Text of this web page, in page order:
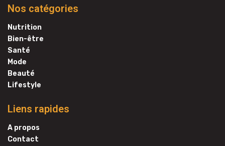
Nos catégories
Nutrition
Bien-être
Santé
Mode
Beauté
Lifestyle
Liens rapides
A propos
Contact